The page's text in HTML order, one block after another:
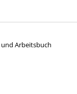
Arbeitsbuch